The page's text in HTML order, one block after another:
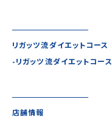
リガッツ流ダイエットコース
-リガッツ流ダイエットコース
店舗情報